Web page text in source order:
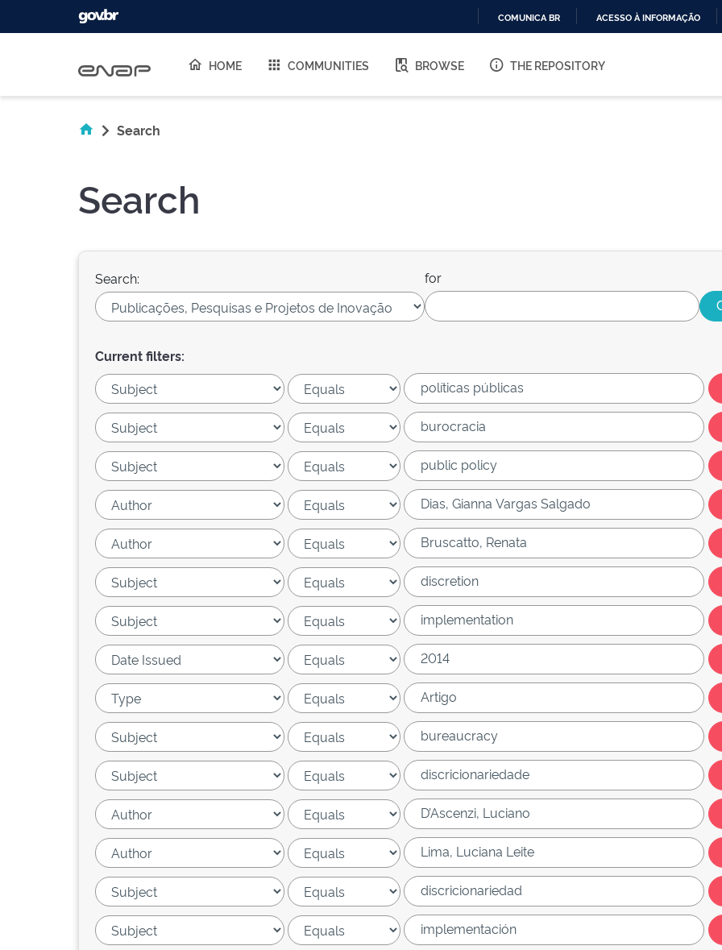
O
COMUNICA BR ACESSO À INFORMAÇÃO
HOME COMMUNITIES BROWSE THE REPOSITORY
Search
Search
Search: for
Current filters: